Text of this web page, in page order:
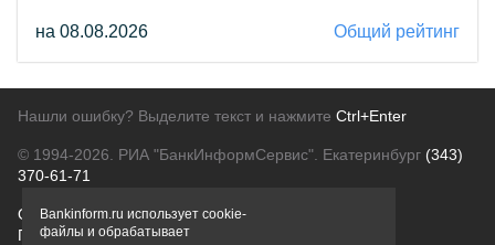
на 08.08.2026 Общий рейтинг
Нашли ошибку? Выделите текст и нажмите Ctrl+Enter
© 1994-2026. РИА "БанкИнформСервис". Екатеринбург (343)
370-61-71
О проектеПолитика конфиденциальности
Правовая информацияДля рекламодателей
Bankinform.ru использует cookie-
файлы и обрабатывает